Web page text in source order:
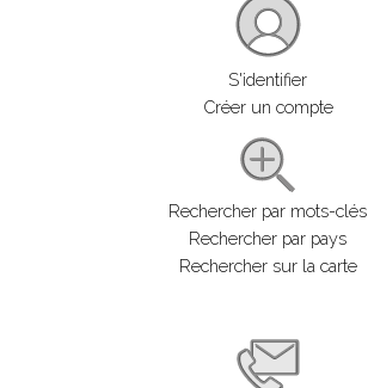
S'identifier
Créer un compte
Rechercher par mots-clés
Rechercher par pays
Rechercher sur la carte